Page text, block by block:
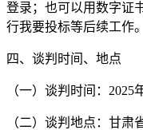
登录；也可以用数字证
行我要投标等后续工作。
四、谈判时间、地点
（一）谈判时间：2025
（二）谈判地点：甘肃